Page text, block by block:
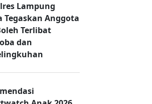
Lampung
Tegaskan Anggota
Terlibat
dan